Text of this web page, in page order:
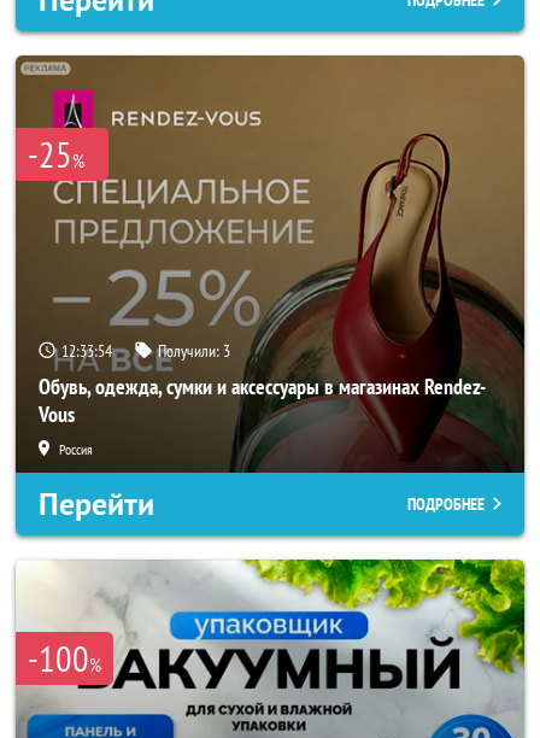
-25%
12:33:52 Получили: 3
Обувь, одежда, сумки и аксессуары в магазинах Rendez-
Vous
Россия
Перейти ПОДРОБНЕЕ
-100%